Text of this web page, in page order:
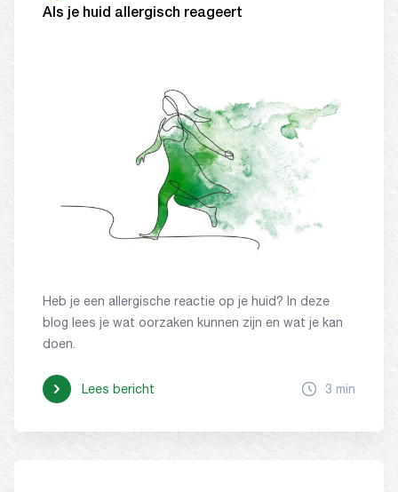
Als je huid allergisch reageert
Heb je een allergische reactie op je huid? In deze
blog lees je wat oorzaken kunnen zijn en wat je kan
doen.
Lees bericht 3 min